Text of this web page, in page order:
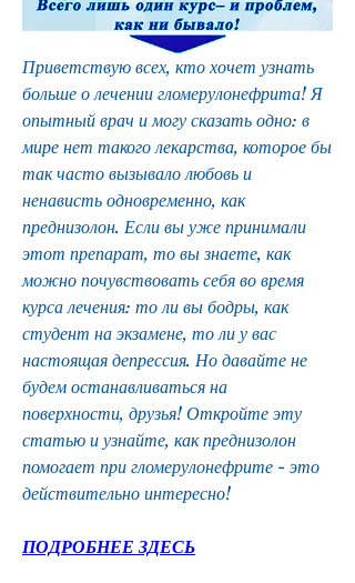
Приветствую всех, кто хочет узнать
больше о лечении гломерулонефрита! Я
опытный врач и могу сказать одно: в
мире нет такого лекарства, которое бы
так часто вызывало любовь и
ненависть одновременно, как
преднизолон. Если вы уже принимали
этот препарат, то вы знаете, как
можно почувствовать себя во время
курса лечения: то ли вы бодры, как
студент на экзамене, то ли у вас
настоящая депрессия. Но давайте не
будем останавливаться на
поверхности, друзья! Откройте эту
статью и узнайте, как преднизолон
помогает при гломерулонефрите - это
действительно интересно!
ПОДРОБНЕЕ ЗДЕСЬ